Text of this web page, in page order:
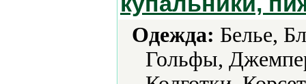
Одежда: Белье,
Гольфы,